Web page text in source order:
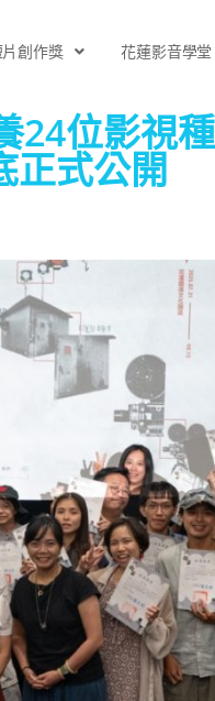
創作獎 花蓮影音學堂
24位影
正式公開